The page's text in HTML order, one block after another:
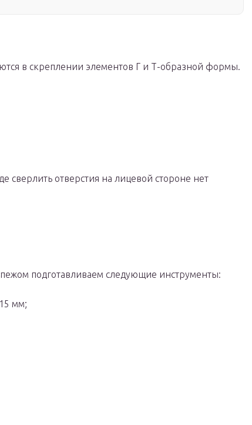
в скреплении элементов Г и Т-образной формы.
сверлить отверстия на лицевой стороне нет
подготавливаем следующие инструменты:
мм;